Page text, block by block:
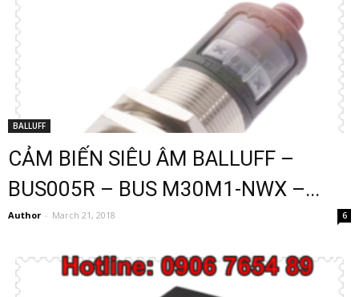
BALLUFF
CẢM BIẾN SIÊU ÂM BALLUFF –
BUS005R – BUS M30M1-NWX –...
Author - March 21, 2018 6